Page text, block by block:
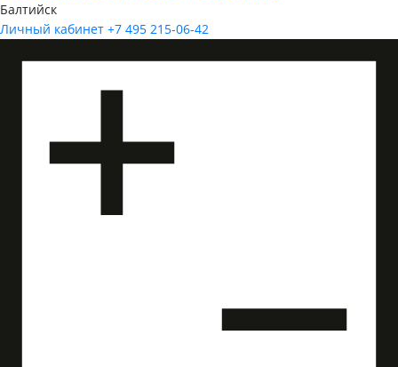
Балтийск
Личный кабинет +7 495 215-06-42